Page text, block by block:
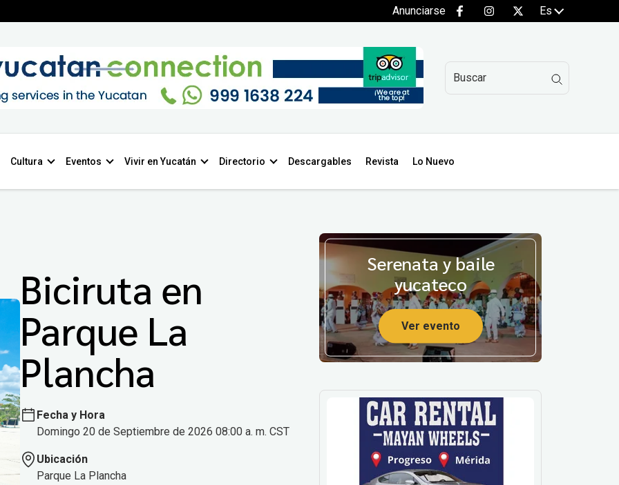
Anunciarse Es
Cultura Eventos Vivir en Yucatán Directorio Descargables Revista Lo Nuevo
Biciruta en
Parque La
Plancha
Fecha y Hora
Domingo 20 de Septiembre de 2026 08:00 a. m. CST
Ubicación
Parque La Plancha
Serenata y baile
yucateco
Ver evento